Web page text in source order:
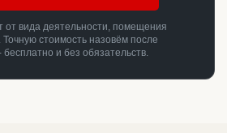
от вида деятельности, помещения
Точную стоимость назовём после
и без обязательств.